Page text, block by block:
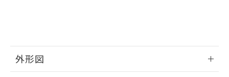
外形図
および当社の共同利用者が、当社の製
とができます。